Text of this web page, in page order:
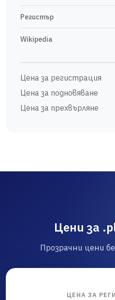
Регистър
Wikipedia
Цена за регистрация
Цена за подновяване
Цена за прехвърляне
Цени за
Прозрачни цени
ЦЕНА ЗА